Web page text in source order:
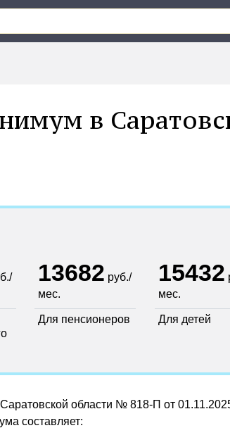
в
13682 руб./
мес.
Для пенсионеров
15432
мес.
Для детей
области № 818-П от
составляет: